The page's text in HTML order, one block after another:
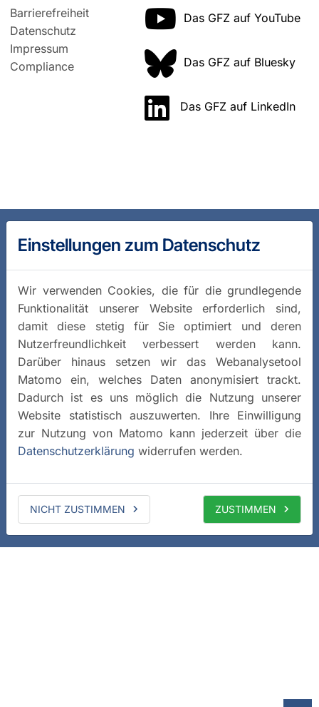
Barrierefreiheit
Datenschutz
Impressum
Compliance
Das GFZ auf YouTube
Das GFZ auf Bluesky
Das GFZ auf LinkedIn
Einstellungen zum Datenschutz
Wir verwenden Cookies, die für die grundlegende
Funktionalität unserer Website erforderlich sind,
damit diese stetig für Sie optimiert und deren
Nutzerfreundlichkeit verbessert werden kann.
Darüber hinaus setzen wir das Webanalysetool
Matomo ein, welches Daten anonymisiert trackt.
Dadurch ist es uns möglich die Nutzung unserer
Website statistisch auszuwerten. Ihre Einwilligung
zur Nutzung von Matomo kann jederzeit über die
Datenschutzerklärung widerrufen werden.
NICHT ZUSTIMMEN ZUSTIMMEN